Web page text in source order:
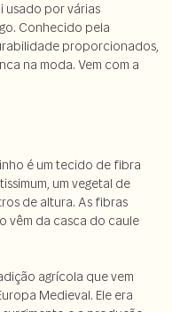
usado por várias
Conhecido pela
proporcionados,
na moda. Vem com a
é um tecido de fibra
um vegetal de
de altura. As fibras
vêm da casca do caule
agrícola que vem
Medieval. Ele era